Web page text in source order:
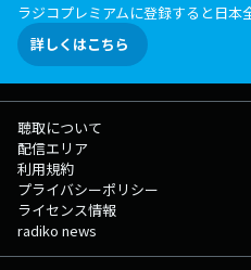
ラジコプレミアムに登録すると日本
詳しくはこちら
聴取について
配信エリア
利用規約
プライバシーポリシー
ライセンス情報
radiko news